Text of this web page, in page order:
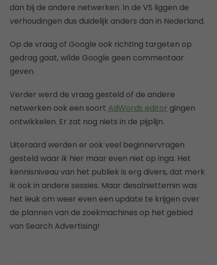
dan bij de andere netwerken. In de VS liggen de
verhoudingen dus duidelijk anders dan in Nederland.
Op de vraag of Google ook richting targeten op
gedrag gaat, wilde Google geen commentaar
geven.
Verder werd de vraag gesteld of de andere
netwerken ook een soort AdWords editor gingen
ontwikkelen. Er zat nog niets in de pijplijn.
Uiteraard werden er ook veel beginnervragen
gesteld waar ik hier maar even niet op inga. Het
kennisniveau van het publiek is erg divers, dat merk
ik ook in andere sessies. Maar desalniettemin was
het leuk om weer even een update te krijgen over
de plannen van de zoekmachines op het gebied
van Search Advertising!